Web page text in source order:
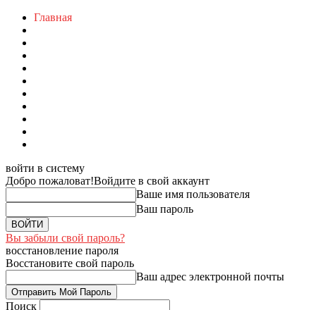
Главная
войти в систему
Добро пожаловат!Войдите в свой аккаунт
Ваше имя пользователя
Ваш пароль
Вы забыли свой пароль?
восстановление пароля
Восстановите свой пароль
Ваш адрес электронной почты
Поиск